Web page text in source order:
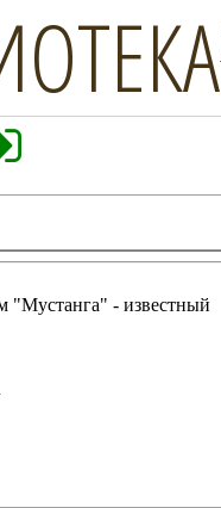
"Мустанга" - известный